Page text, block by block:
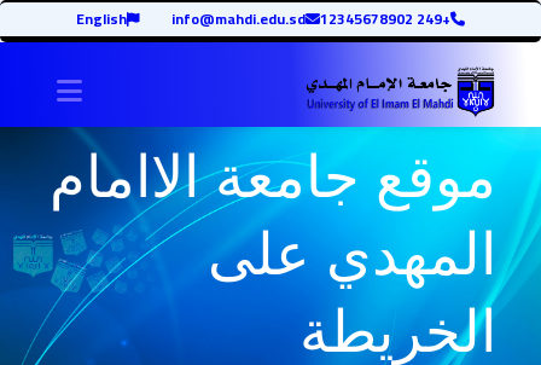
+249 12345678902
info@mahdi.edu.sd
English
موقع جامعة الاامام
المهدي على
الخريطة